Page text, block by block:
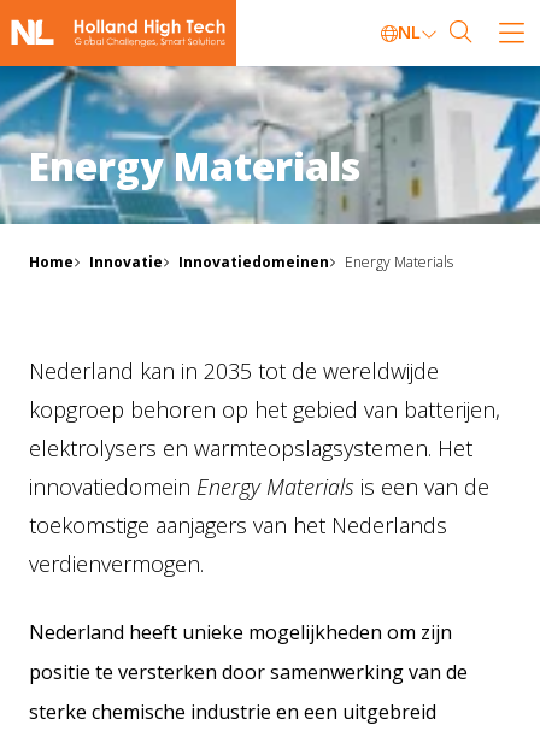
NL
Energy Materials
Home Innovatie Innovatiedomeinen Energy Materials
Nederland kan in 2035 tot de wereldwijde
kopgroep behoren op het gebied van batterijen,
elektrolysers en warmteopslagsystemen​. Het
innovatiedomein Energy Materials is een van de
toekomstige aanjagers van het Nederlands
verdienvermogen.
Nederland heeft unieke mogelijkheden om zijn
positie te versterken door samenwerking van de
sterke chemische industrie en een uitgebreid